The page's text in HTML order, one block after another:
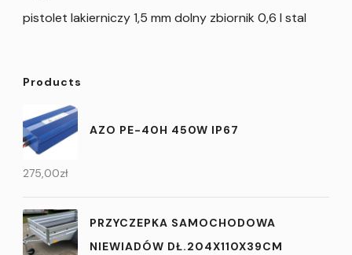
pistolet lakierniczy 1,5 mm dolny zbiornik 0,6 l stal
Products
AZO PE-40H 450W IP67
275,00zł
PRZYCZEPKA SAMOCHODOWA
NIEWIADÓW DŁ.204X110X39CM